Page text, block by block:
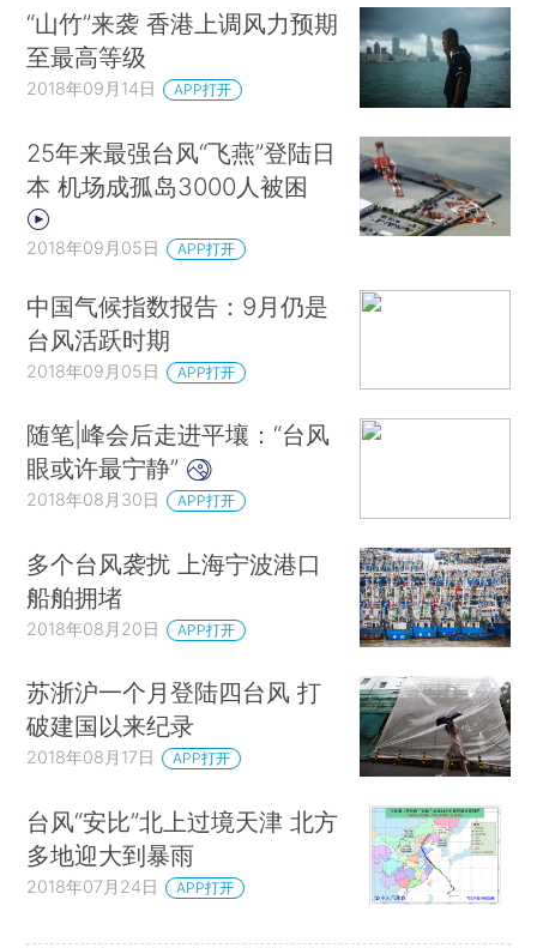
“山竹”来袭 香港上调风力预期
至最高等级
2018年09月14日 APP打开
25年来最强台风“飞燕”登陆日
本 机场成孤岛3000人被困
2018年09月05日 APP打开
中国气候指数报告：9月仍是
台风活跃时期
2018年09月05日 APP打开
随笔|峰会后走进平壤：“台风
眼或许最宁静”
2018年08月30日 APP打开
多个台风袭扰 上海宁波港口
船舶拥堵
2018年08月20日 APP打开
苏浙沪一个月登陆四台风 打
破建国以来纪录
2018年08月17日 APP打开
台风“安比”北上过境天津 北方
多地迎大到暴雨
2018年07月24日 APP打开